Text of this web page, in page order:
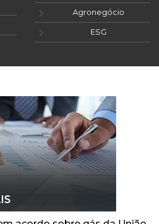
Agronegócio
ESG